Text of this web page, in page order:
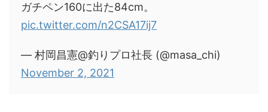
ガチペン160に出た84cm。
pic.twitter.com/n2CSA17ij7
— 村岡昌憲@釣りプロ社長 (@masa_chi)
November 2, 2021